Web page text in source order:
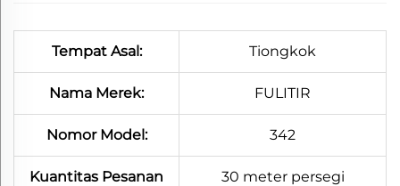
Tempat Asal: Tiongkok
Nama Merek: FULITIR
Nomor Model: 342
Kuantitas Pesanan
30 meter persegi